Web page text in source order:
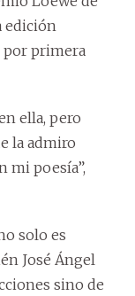
edición
por primera
ella, pero
la admiro
mi poesía”,
solo es
José Ángel
sino de